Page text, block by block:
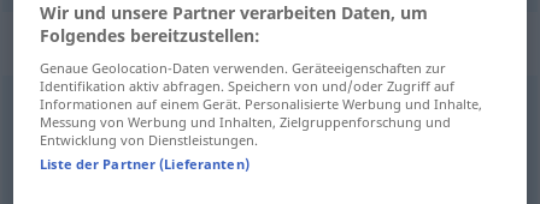
Synonyme für "geradezu"
förmlich,praktisch,regelrecht (ugs.)
Wir und unsere Partner verarbeiten Daten, um
Folgendes bereitzustellen:
Genaue Geolocation-Daten verwenden. Geräteeigenschaften zur
Identifikation aktiv abfragen. Speichern von und/oder Zugriff auf
Informationen auf einem Gerät. Personalisierte Werbung und Inhalte,
Messung von Werbung und Inhalten, Zielgruppenforschung und
Entwicklung von Dienstleistungen.
Liste der Partner (Lieferanten)